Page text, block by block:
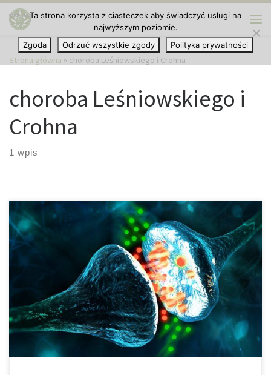
Przejdź do treści
Strona główna » choroba Leśniowskiego i Crohna
choroba Leśniowskiego i
Crohna
1 wpis
Kiedy mówimy o receptorach kannabinoidowych znajdujących się
w ludzkim ciele, to zwykle mówimy o znanych już receptorach o
nazwie CB1 i CB2. Wiążą się z nimi powszechnie znane
kannabinoidy, takie jak THC lub CBD. W ostatnich latach, dzięki
coraz lepszemu zrozumieniu systemu kannabinoidowego,
odkryto kilka innych receptorów, do których mogą […]
Ta strona korzysta z ciasteczek aby świadczyć usługi na
najwyższym poziomie.
Zgoda
Odrzuć wszystkie zgody Polityka prywatności